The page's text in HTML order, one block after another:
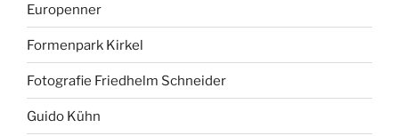
Europenner
Formenpark Kirkel
Fotografie Friedhelm Schneider
Guido Kühn